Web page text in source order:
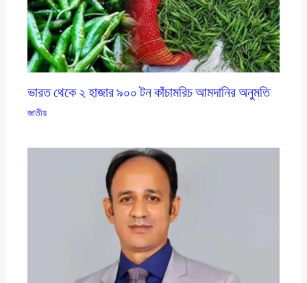
ভারত থেকে ২ হাজার ৯০০ টন কাঁচামরিচ আমদানির অনুমতি
জাতীয়